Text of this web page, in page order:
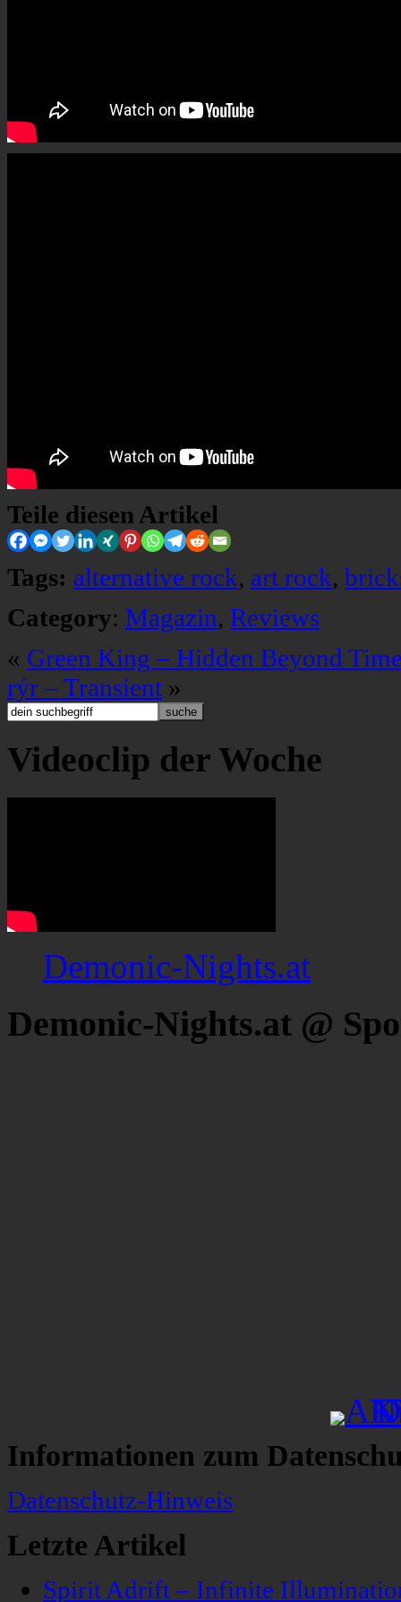
Teile diesen Artikel
Tags: alternative rock, art rock,
Category: Magazin, Reviews
« Green King – Hidden Beyond
rýr – Transient »
Videoclip der Woche
Demonic-Nights.at
Demonic-Nights.at @
Informationen zum
Datenschutz-Hinweis
Letzte Artikel
Spirit Adrift – Infinite